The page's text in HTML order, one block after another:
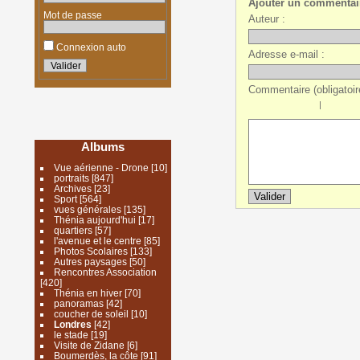
Mot de passe
Connexion auto
Albums
Vue aérienne - Drone [10]
portraits[847]
Archives [23]
Sport[564]
vues générales[135]
Thénia aujourd'hui [17]
quartiers[57]
l'avenue et le centre [85]
Photos Scolaires[133]
Autres paysages[50]
Rencontres Association
[420]
Thénia en hiver[70]
panoramas[42]
coucher de soleil [10]
Londres [42]
le stade [19]
Visite de Zidane [6]
Boumerdès, la côte [91]
Ajouter un
Auteur :
Adresse e-mail :
Commentaire
|